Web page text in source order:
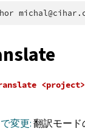
<project>
変更:翻訳モード